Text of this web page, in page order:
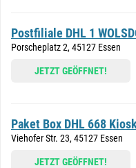
Postfiliale DHL 1
Porscheplatz 2, 45127 Essen
JETZT GEÖFFNET!
Paket Box DHL 668
Viehofer Str. 23, 45127 Essen
JETZT GEÖFFNET!